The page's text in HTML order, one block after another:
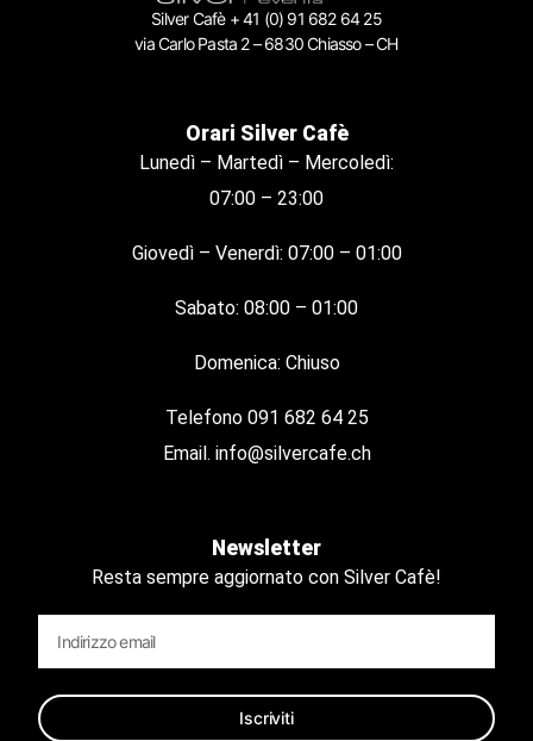
Silver Cafè + 41 (0) 91 682 64 25
via Carlo Pasta 2 – 6830 Chiasso – CH
Orari Silver Cafè
Lunedì – Martedì – Mercoledì:
07:00 – 23:00
Giovedì – Venerdì: 07:00 – 01:00
Sabato: 08:00 – 01:00
Domenica: Chiuso
Telefono 091 682 64 25
Email. info@silvercafe.ch
Newsletter
Resta sempre aggiornato con Silver Cafè!
Iscriviti